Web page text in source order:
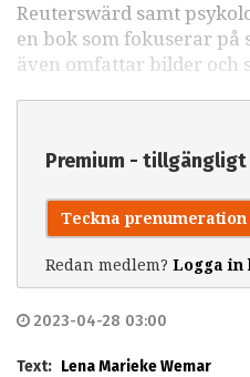
Reuterswärd samt
en bok som fokuserar på
även omfattar bilder och
Premium -
Teckna prenumeration
Redan medlem? Logga in
2023-04-28 03:00
Text: Lena Marieke Wemar